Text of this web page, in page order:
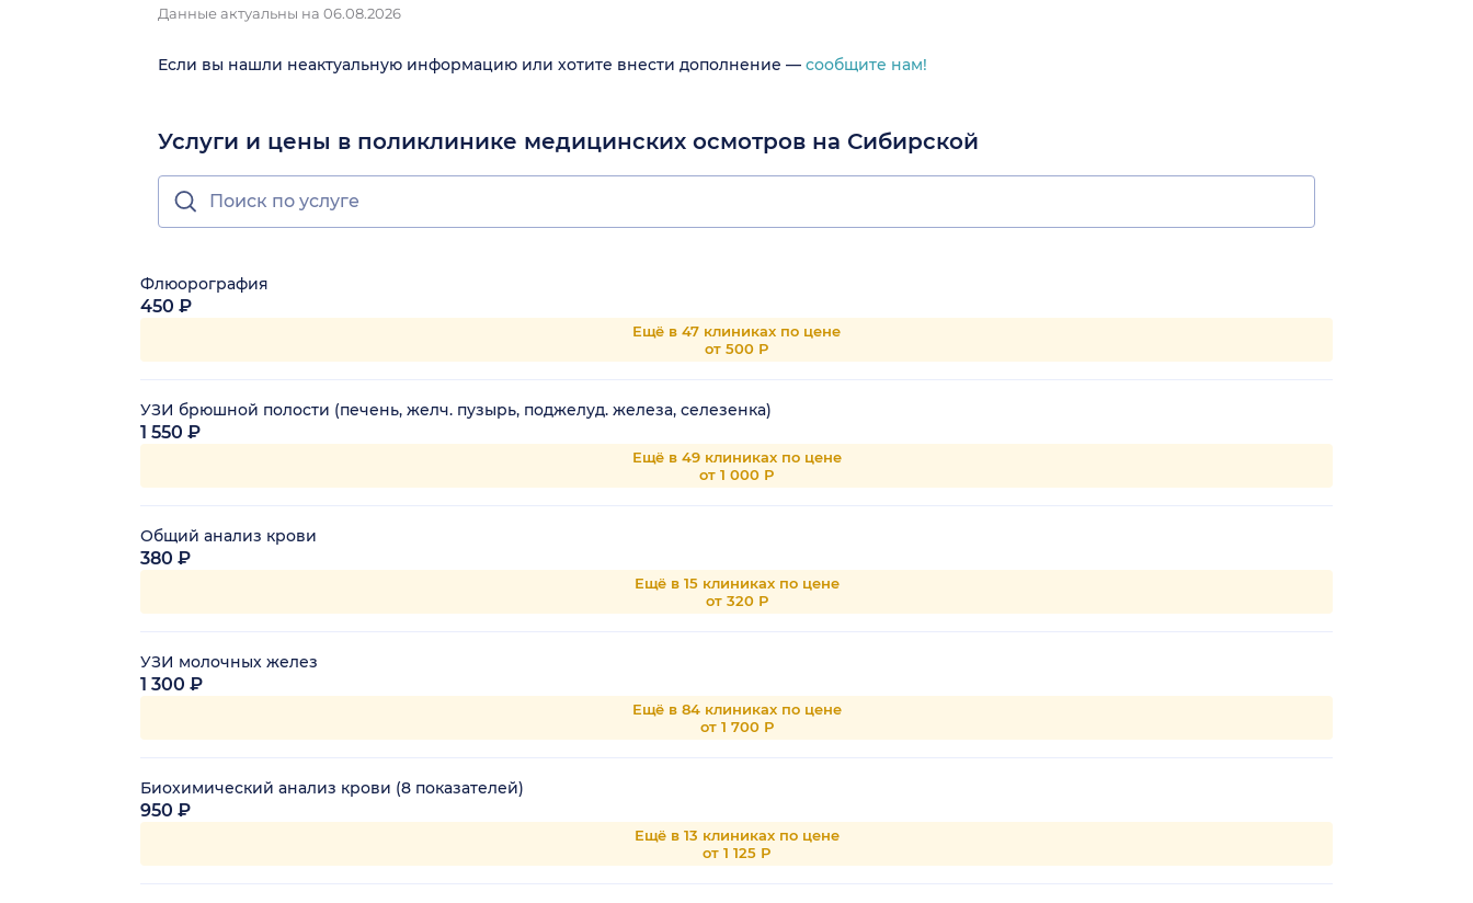
Данные актуальны на 06.08.2026
Если вы нашли неактуальную информацию или хотите внести дополнение — сообщите нам!
Услуги и цены в поликлинике медицинских осмотров на Сибирской
Флюорография
450 ₽
Ещё в 47 клиниках по цене
от 500 Р
УЗИ брюшной полости (печень, желч. пузырь, поджелуд. железа, селезенка)
1 550 ₽
Ещё в 49 клиниках по цене
от 1 000 Р
Общий анализ крови
380 ₽
Ещё в 15 клиниках по цене
от 320 Р
УЗИ молочных желез
1 300 ₽
Ещё в 84 клиниках по цене
от 1 700 Р
Биохимический анализ крови (8 показателей)
950 ₽
Ещё в 13 клиниках по цене
от 1 125 Р